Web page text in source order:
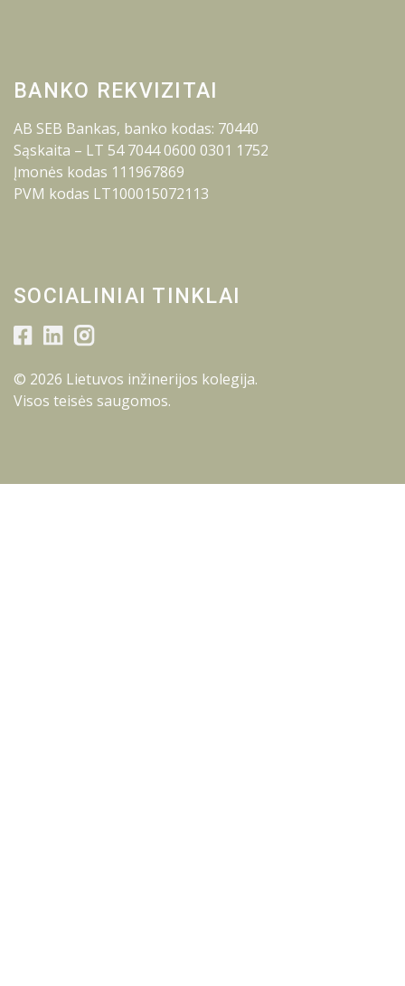
BANKO REKVIZITAI
AB SEB Bankas, banko kodas: 70440
Sąskaita – LT 54 7044 0600 0301 1752
Įmonės kodas 111967869
PVM kodas LT100015072113
SOCIALINIAI TINKLAI
© 2026 Lietuvos inžinerijos kolegija.
Visos teisės saugomos.